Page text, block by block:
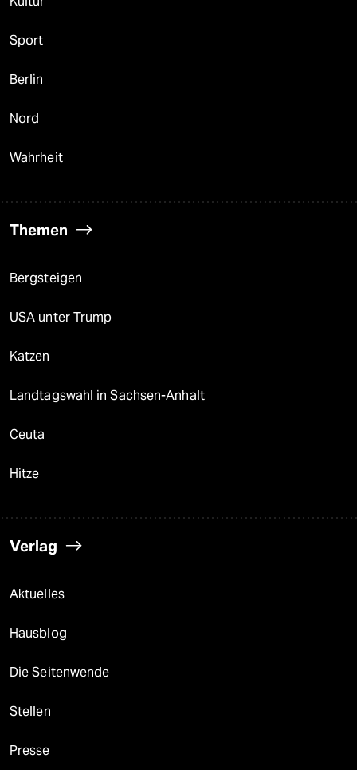
Sport
Berlin
Nord
Wahrheit
Themen
Bergsteigen
USA unter Trump
Katzen
Landtagswahl in Sachsen-Anhalt
Ceuta
Hitze
Verlag
Aktuelles
Hausblog
Die Seitenwende
Stellen
Presse